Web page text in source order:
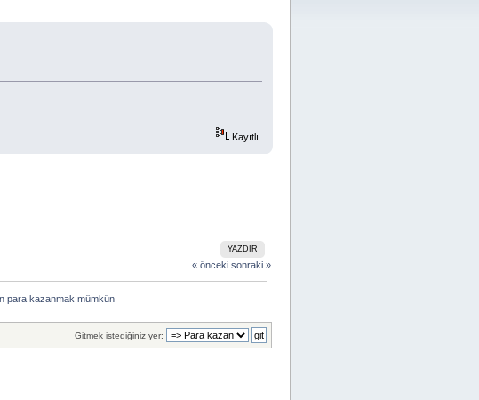
Kayıtlı
YAZDIR
« önceki sonraki »
para kazanmak mümkün
Gitmek istediğiniz yer: